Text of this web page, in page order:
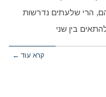
הרי שלעתים נדרשות
בין שני
קרא עוד ←